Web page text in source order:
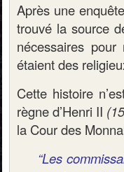
Après une
trouvé la source
nécessaires
étaient des
Cette histoire
règne d’Henri II
la Cour des
“Les